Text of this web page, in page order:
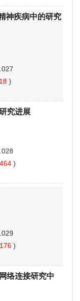
神疾病中的研究
)
究进展
)
)
络连接研究中